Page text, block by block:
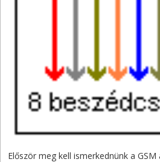
Először meg kell ismerkednünk a